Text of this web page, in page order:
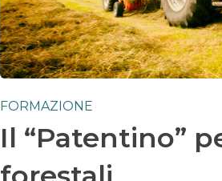
FORMAZIONE
Il “Patentino”